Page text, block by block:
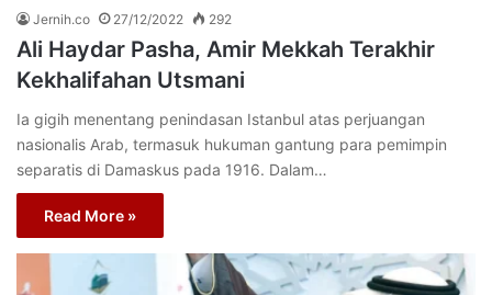
Jernih.co 27/12/2022 292
Ali Haydar Pasha, Amir Mekkah Terakhir
Kekhalifahan Utsmani
Ia gigih menentang penindasan Istanbul atas perjuangan
nasionalis Arab, termasuk hukuman gantung para pemimpin
separatis di Damaskus pada 1916. Dalam…
Read More »